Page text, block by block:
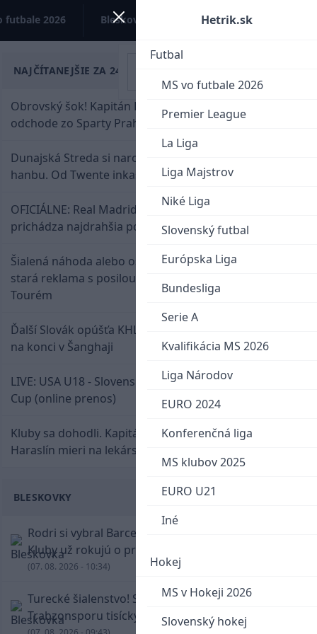
futbale 2026 Bleskovky Kontakt
Hetrik.sk
Futbal
MS vo futbale 2026
Premier League
La Liga
Liga Majstrov
Niké Liga
Slovenský futbal
Európska Liga
Bundesliga
Serie A
Kvalifikácia MS 2026
Liga Národov
EURO 2024
Konferenčná liga
MS klubov 2025
EURO U21
Iné
Hokej
MS v Hokeji 2026
Slovenský hokej
NAJČÍTANEJŠIE ZA 24 HODÍN
Obrovský šok! Kapitán Lukáš Haraslín je údajne na
odchode zo Sparty Praha
Dunajská Streda si narobila v Holandsku poriadnu
hanbu. Od Twente inkasovala poltucet
OFICIÁLNE: Real Madrid rozbil bank. Z Lipska
prichádza najdrahšia posila v klubovej histórii
Šialená náhoda alebo osud? Našla sa 11 rokov
stará reklama s posilou Slovana a trénerom
Tourém
Ďalší Slovák opúšťa KHL. Patrik Rybár sa dohodol
na konci v Šanghaji
LIVE: USA U18 - Slovensko U18 / Hlinka-Gretzky
Cup (online prenos)
Kluby sa dohodli. Kapitán Sparty Praha Lukáš
Haraslín mieri na lekársku prehliadku
BLESKOVKY
Rodri si vybral Barcelonu a odmietol Real.
Kluby už rokujú o prestupovej čiastke
(07. 08. 2026 - 10:34)
Turecké šialenstvo! Salaha vítali na štadióne
Trabzonsporu tisícky fanúšikov